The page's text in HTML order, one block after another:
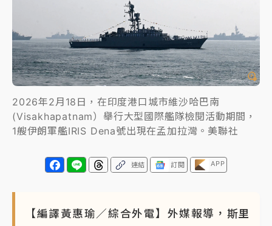
白海豚逼近！北市水門只出不進 未移置車輛最高罰
2026年2月18日，在印度港口城市維沙哈巴南
(Visakhapatnam）舉行大型國際艦隊檢閱活動期間，
1艘伊朗軍艦IRIS Dena號出現在孟加拉灣。美聯社
連結 訂閱 APP
【編譯黃惠瑜／綜合外電】外媒報導，斯里